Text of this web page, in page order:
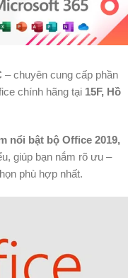
– chuyên cung cấp phần
chính hãng tại 15F, Hồ
nổi bật bộ Office 2019,
giúp bạn nắm rõ ưu –
phù hợp nhất.